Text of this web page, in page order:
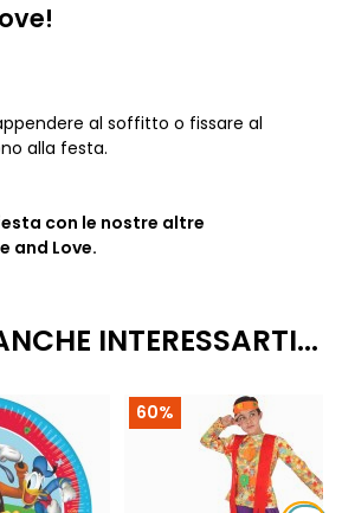
al soffitto o fissare al
alla festa.
con le nostre altre
and Love.
INTERESSARTI...
60%